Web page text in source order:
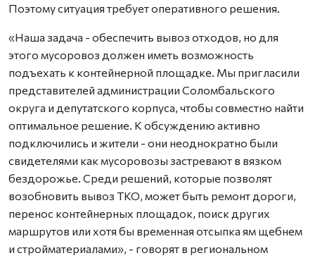
Поэтому ситуация требует оперативного решения.
«Наша задача - обеспечить вывоз отходов, но для
этого мусоровоз должен иметь возможность
подъехать к контейнерной площадке. Мы пригласили
представителей администрации Соломбальского
округа и депутатского корпуса, чтобы совместно найти
оптимальное решение. К обсуждению активно
подключились и жители - они неоднократно были
свидетелями как мусоровозы застревают в вязком
бездорожье. Среди решений, которые позволят
возобновить вывоз ТКО, может быть ремонт дороги,
перенос контейнерных площадок, поиск других
маршрутов или хотя бы временная отсыпка ям щебнем
и стройматериалами», - говорят в региональном